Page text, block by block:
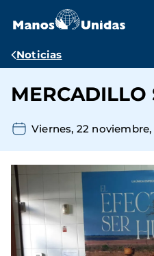
contenido
Ruta
navegación
Noticias
MERCADILLO
Viernes, 22